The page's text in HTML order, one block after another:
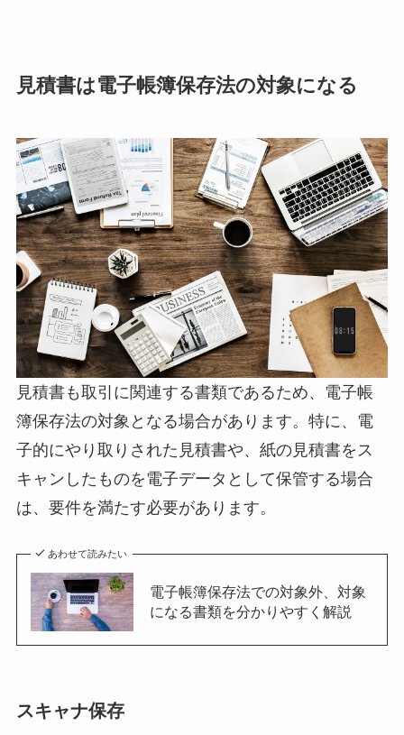
見積書は電子帳簿保存法の対象になる
見積書も取引に関連する書類であるため、電子帳
簿保存法の対象となる場合があります。特に、電
子的にやり取りされた見積書や、紙の見積書をス
キャンしたものを電子データとして保管する場合
は、要件を満たす必要があります。
あわせて読みたい
電子帳簿保存法での対象外、対象
になる書類を分かりやすく解説
スキャナ保存